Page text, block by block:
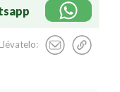
Llévatelo: